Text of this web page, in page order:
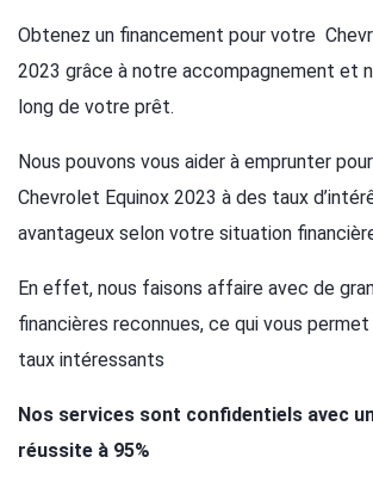
Obtenez un financement pour votre
2023 grâce à notre accompagnement et
long de votre prêt.
Nous pouvons vous aider à emprunter
Chevrolet Equinox 2023 à des taux
avantageux selon votre situation
En effet, nous faisons affaire avec de
financières reconnues, ce qui vous permet
taux intéressants
Nos services sont confidentiels avec
réussite à 95%